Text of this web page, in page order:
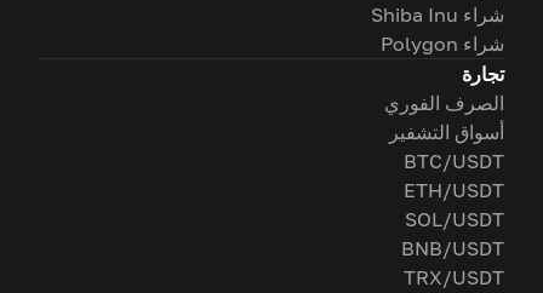
شراء Shiba Inu
شراء Polygon
تجارة
الصرف الفوري
أسواق التشفير
BTC/USDT
ETH/USDT
SOL/USDT
BNB/USDT
TRX/USDT